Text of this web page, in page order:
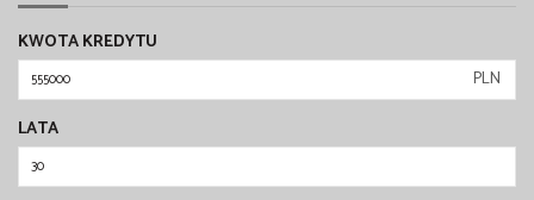
KWOTA KREDYTU
PLN
LATA